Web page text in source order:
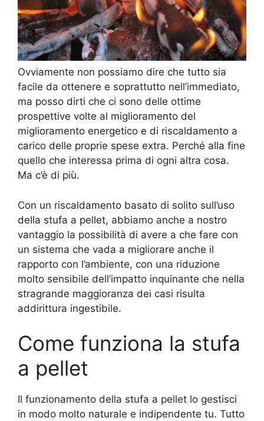
Ovviamente non possiamo dire che tutto sia
facile da ottenere e soprattutto nell’immediato,
ma posso dirti che ci sono delle ottime
prospettive volte al miglioramento del
miglioramento energetico e di riscaldamento a
carico delle proprie spese extra. Perché alla fine
quello che interessa prima di ogni altra cosa.
Ma c’è di più.
Con un riscaldamento basato di solito sull’uso
della stufa a pellet, abbiamo anche a nostro
vantaggio la possibilità di avere a che fare con
un sistema che vada a migliorare anche il
rapporto con l’ambiente, con una riduzione
molto sensibile dell’impatto inquinante che nella
stragrande maggioranza dei casi risulta
addirittura ingestibile.
Come funziona la stufa
a pellet
Il funzionamento della stufa a pellet lo gestisci
in modo molto naturale e indipendente tu. Tutto